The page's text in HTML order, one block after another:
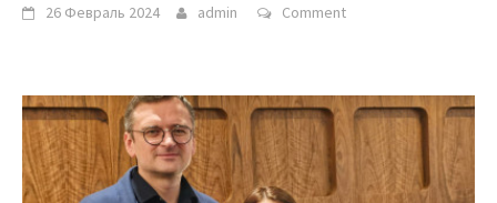
26 Февраль 2024 admin Comment